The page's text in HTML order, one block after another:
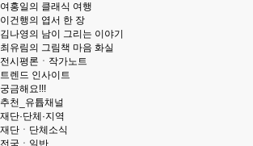
여홍일의 클래식 여행
이건행의 엽서 한 장
김나영의 남이 그리는 이야기
최유림의 그림책 마음 화실
전시평론ㆍ작가노트
트렌드 인사이트
궁금해요!!!
추천_유튭채널
재단·단체·지역
재단ㆍ단체소식
전국ㆍ일반